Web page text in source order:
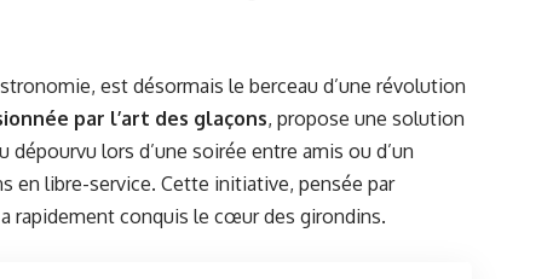
est désormais le berceau d’une révolution
par l’art des glaçons, propose une solution
lors d’une soirée entre amis ou d’un
en libre-service. Cette initiative, pensée par
rapidement conquis le cœur des girondins.